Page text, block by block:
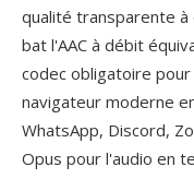
qualité transparente
bat l'AAC à débit
codec obligatoire pour
navigateur moderne
WhatsApp, Discord,
Opus pour l'audio en